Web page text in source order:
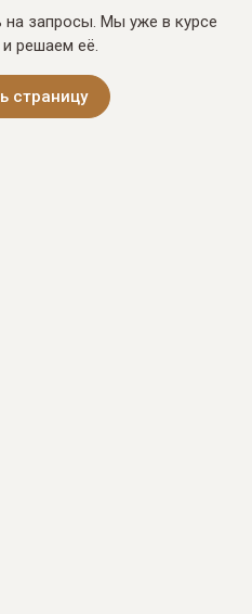
на запросы. Мы уже в курсе
решаем её.
страницу